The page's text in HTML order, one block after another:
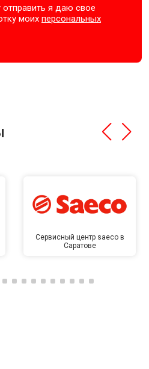
я даю свое
моихперсональных
Сервисный центр saeco в
Саратове